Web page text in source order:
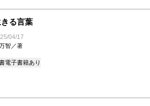
る言葉
04/17
智／著
電子書籍あり